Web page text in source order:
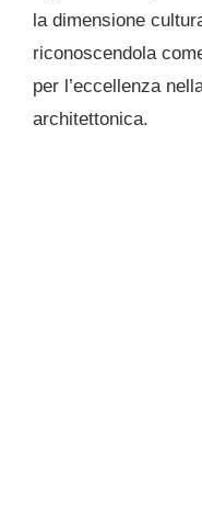
la dimensione
riconoscendola
per l’eccellenza
architettonica.